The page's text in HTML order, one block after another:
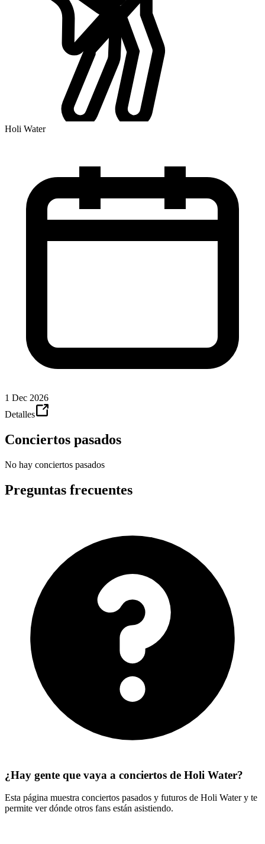
Holi Water
1 Dec 2026
Detalles
Conciertos pasados
No hay conciertos pasados
Preguntas frecuentes
¿Hay gente que vaya a conciertos de Holi Water?
Esta página muestra conciertos pasados y futuros de Holi Water y te
permite ver dónde otros fans están asistiendo.